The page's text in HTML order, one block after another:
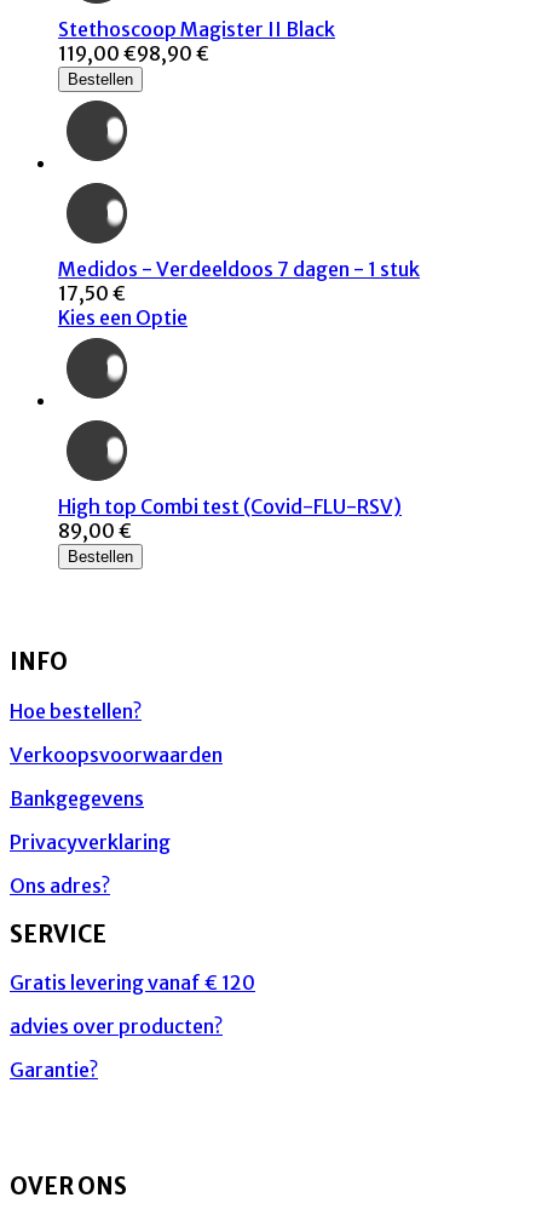
Stethoscoop Magister II Black
119,00 €98,90 €
Bestellen
Medidos - Verdeeldoos 7 dagen - 1 stuk
17,50 €
Kies een Optie
High top Combi test (Covid-FLU-RSV)
89,00 €
Bestellen
INFO
Hoe bestellen?
Verkoopsvoorwaarden
Bankgegevens
Privacyverklaring
Ons adres?
SERVICE
Gratis levering vanaf € 120
advies over producten?
Garantie?
OVER ONS